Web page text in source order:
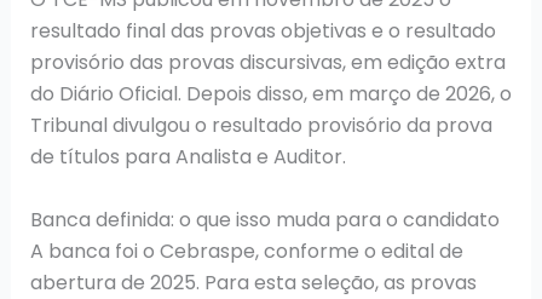
resultado final das provas objetivas e o resultado
provisório das provas discursivas, em edição extra
do Diário Oficial. Depois disso, em março de 2026, o
Tribunal divulgou o resultado provisório da prova
de títulos para Analista e Auditor.
Banca definida: o que isso muda para o candidato
A banca foi o Cebraspe, conforme o edital de
abertura de 2025. Para esta seleção, as provas